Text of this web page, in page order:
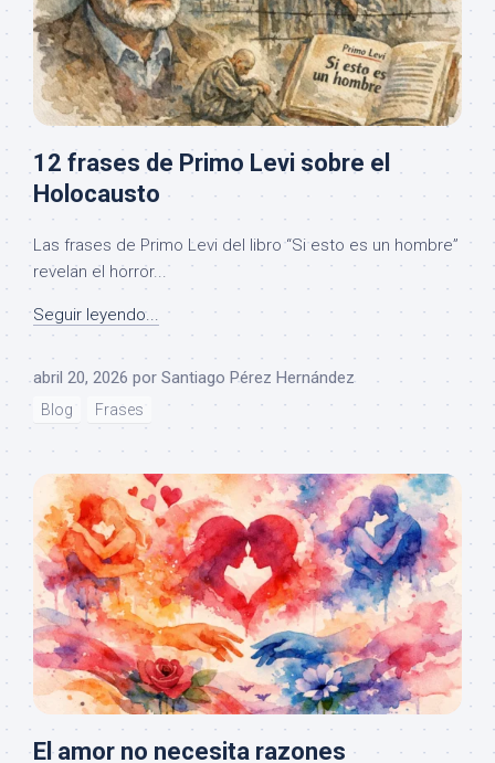
12 frases de Primo Levi sobre el
Holocausto
Las frases de Primo Levi del libro “Si esto es un hombre”
revelan el horror...
Seguir leyendo...
abril 20, 2026 por Santiago Pérez Hernández
Blog Frases
El amor no necesita razones